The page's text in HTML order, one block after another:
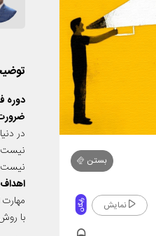
بستن
رایگان نمایش
دوره
در
نیست
با